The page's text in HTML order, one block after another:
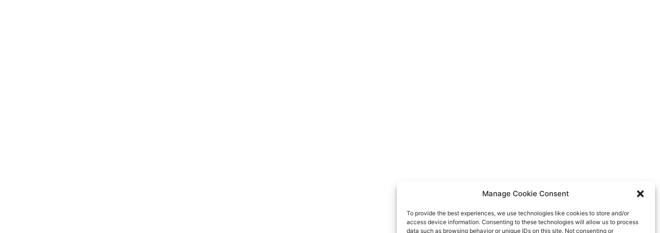
Manage Cookie Consent
To provide the best experiences, we use technologies like cookies to store and/or
access device information. Consenting to these technologies will allow us to process
data such as browsing behavior or unique IDs on this site. Not consenting or